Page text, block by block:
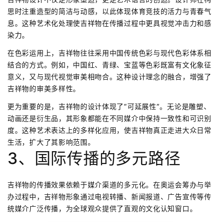
思时注重造型的简洁与动感，以此体现体育竞技的活力与青春气
息。这种艺术化处理使吉祥物在传播过程中更具视觉冲击力和感
染力。
在色彩运用上，吉祥物往往采用中国传统色彩与现代色彩体系相
结合的方式。例如，中国红、青绿、宝蓝等色彩既富有文化象征
意义，又与现代视觉审美相吻合。这种设计理念的融合，增强了
吉祥物的审美多样性。
更为重要的是，吉祥物的设计体现了“可延展性”。无论是雕塑、
动画还是衍生品，其形象都能在不同媒介中保持一致性和可识别
度。这种艺术表达上的多样化应用，使吉祥物真正走进大众日常
生活，扩大了其影响范围。
3、国际传播的多元路径
吉祥物的传播效果依赖于媒介渠道的多元化。在奥运会筹办与举
办过程中，吉祥物形象通过电视转播、新闻报道、广告宣传等传
统媒介广泛传播，为全球观众提供了直观的文化认知窗口。